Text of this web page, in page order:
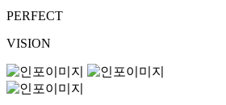
PERFECT
VISION